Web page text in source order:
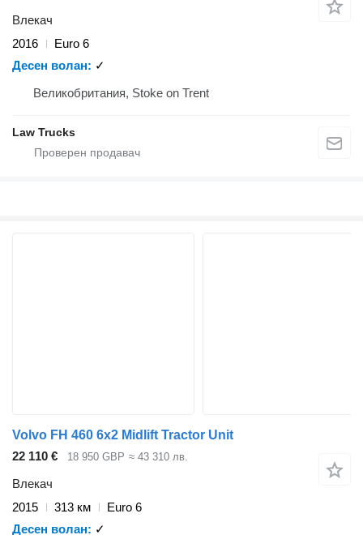
Влекач
2016
Euro 6
Десен волан
✓
Великобритания, Stoke on Trent
Law Trucks
Volvo FH 460 6x2 Midlift Tractor Unit
22 110 €
18 950 GBP ≈ 43 310 лв.
Влекач
2015
313 км
Euro 6
Десен волан
✓